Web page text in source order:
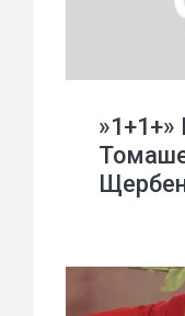
»1+1+»